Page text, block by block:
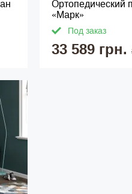
Ортопедический
«Марк»
Под заказ
33 589 грн.